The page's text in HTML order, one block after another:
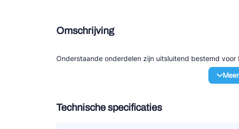
Omschrijving
Onderstaande onderdelen zijn uitsluitend bestemd voor
Technische specificaties